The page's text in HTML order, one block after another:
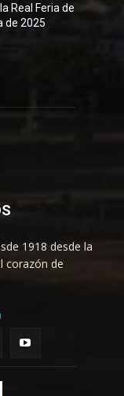
Real Feria de
de 2025
1918 desde la
corazón de